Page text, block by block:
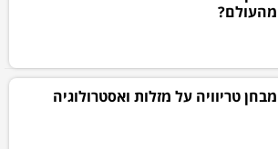
מהעולם?
מבחן טריוויה על מזלות ואסטרולוגיה